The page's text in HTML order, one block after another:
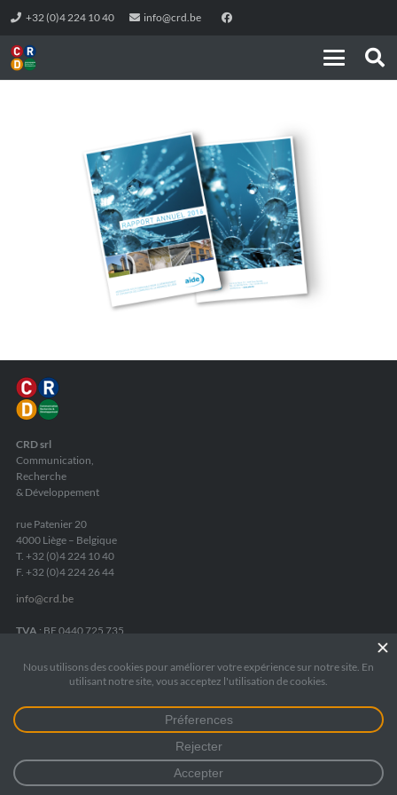
+32 (0)4 224 10 40 info@crd.be
CRD srl
Communication,
Recherche
& Développement
rue Patenier 20
4000 Liège – Belgique
T. +32 (0)4 224 10 40
F. +32 (0)4 224 26 44
info@crd.be
TVA : BE 0440 725 735
Fortis Banque
IBAN BE05 2400 8084 6975